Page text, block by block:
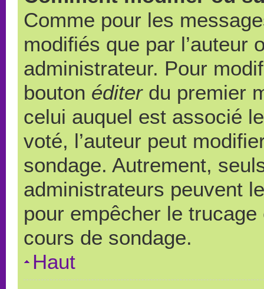
Comme pour les
modifiés que par l’auteur
administrateur. Pour
bouton éditerdu premier
celui auquel est associé
voté, l’auteur peut
sondage. Autrement,
administrateurs peuvent
pour empêcher le
cours de sondage.
Haut